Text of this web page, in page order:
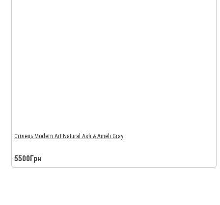
Стілець Modern Art Natural Ash & Ameli Gray
5500Грн